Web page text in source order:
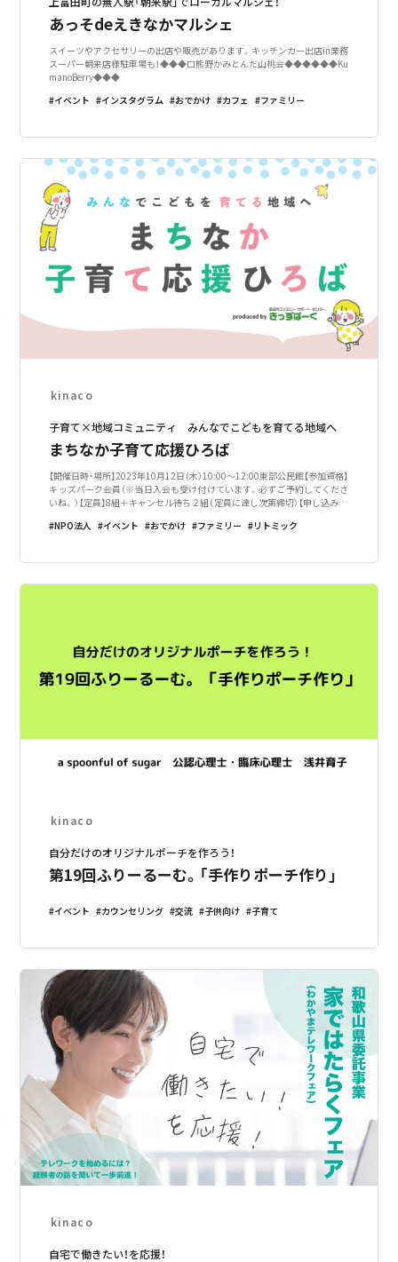
あっそdeえきなかマルシェ
スイーツやアクセサリーの出店や販売があります。キッチンカー出店in業務
スーパー朝来店様駐車場も！◆◆◆口熊野かみとんだ山桃会◆◆◆◆◆◆Ku
manoBerry◆◆◆
イベント
インスタグラム おでかけ カフェ ファミリー
kinaco
子育て×地域コミュニティ みんなでこどもを育てる地域へ
まちなか子育て応援ひろば
【開催日時・場所】2023年10月12日（木）10:00～12:00東部公民館【参加資格】
キッズパーク会員（※当日入会も受け付けています。必ずご予約してくださ
いね。）【定員】8組＋キャンセル待ち２組（定員に達し次第締切）【申し込み】2
NPO法人 イベント おでかけ ファミリー リトミック
kinaco
自分だけのオリジナルポーチを作ろう！
第19回ふりーるーむ。「手作りポーチ作り」
イベント カウンセリング 交流 子供向け 子育て
kinaco
自宅で働きたい！を応援！